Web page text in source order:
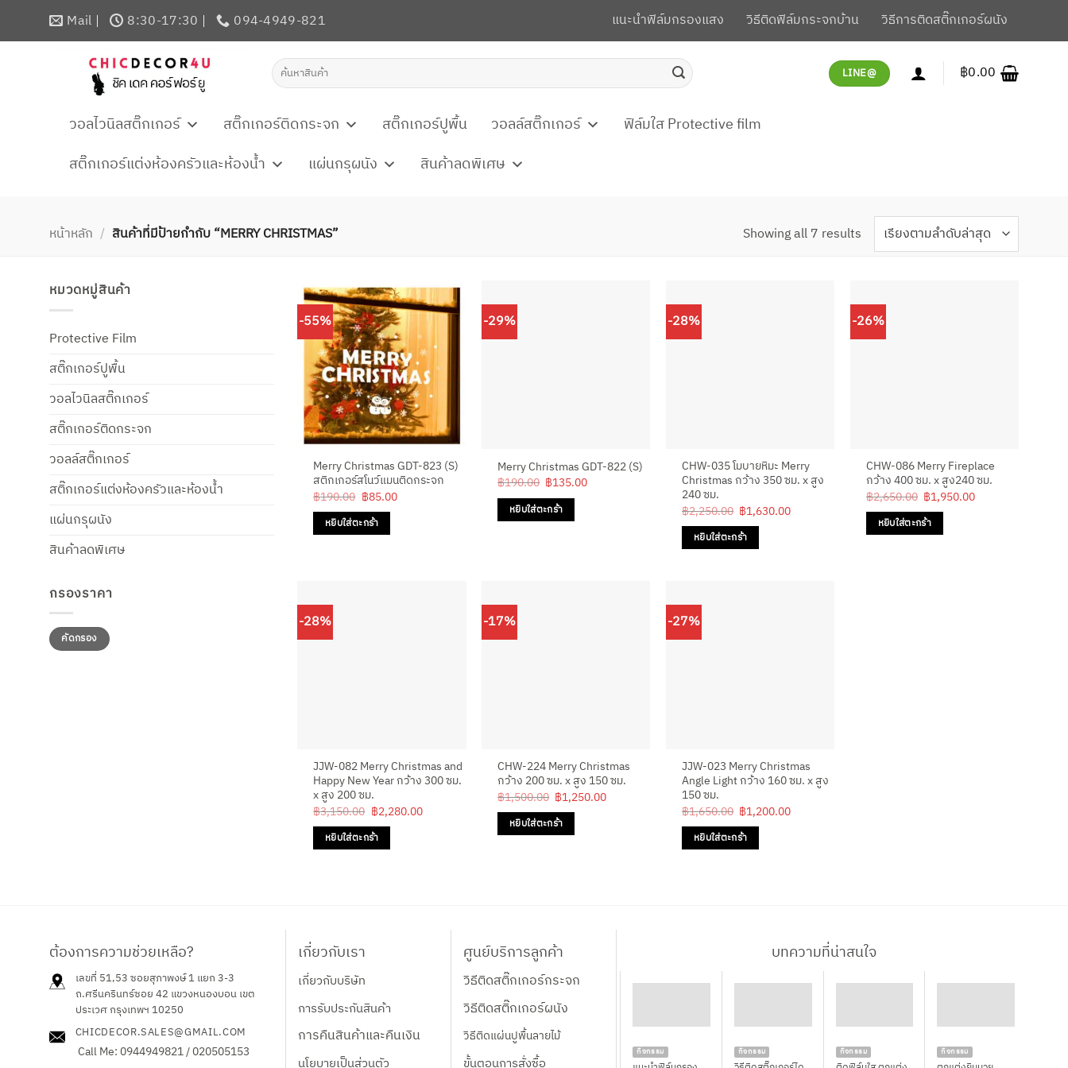
Mail 8:30-17:30 094-4949-821 แนะนำฟิล์มกรองแสง วิธีติดฟิล์มกระจกบ้าน วิธีการติดสติ๊กเกอร์ผนัง
ค้นหา: LINE@ ฿0.00
วอลไวนิลสติ๊กเกอร์ สติ๊กเกอร์ติดกระจก สติ๊กเกอร์ปูพื้น วอลล์สติ๊กเกอร์
ฟิล์มใส Protective film
สติ๊กเกอร์แต่งห้องครัวและห้องน้ำ
แผ่นกรุผนัง สินค้าลดพิเศษ
หน้าหลัก / สินค้าที่มีป้ายกำกับ “MERRY CHRISTMAS” Showing all 7 resultsSorted
หมวดหมู่สินค้า
Protective Film
สติ๊กเกอร์ปูพื้น
วอลไวนิลสติ๊กเกอร์
สติ๊กเกอร์ติดกระจก
วอลล์สติ๊กเกอร์
สติ๊กเกอร์แต่งห้องครัวและห้องน้ำ
แผ่นกรุผนัง
สินค้าลดพิเศษ
กรองราคา
ราคา
ต่ำ
สุด
ราคา
สูงสุดคัดกรอง
-55%
Merry Christmas GDT-823 (S)
สติกเกอร์สโนว์แมนติดกระจก
฿190.00 Original
price
was:
฿190.00.
฿85.00Current
หยิบใส่ตะกร้า
-29%
Merry Christmas GDT-822 (S)
฿190.00 Original
price
was:
฿190.00.
฿135.00Current
หยิบใส่ตะกร้า
-28%
CHW-035 โมบายหิมะ Merry
Christmas กว้าง 350 ซม. x สูง
240 ซม.
฿2,250.00 Original
price
was:
฿2,250.00.
฿1,630.00Current
หยิบใส่ตะกร้า
-26%
CHW-086 Merry Fireplace
กว้าง 400 ซม. x สูง240 ซม.
฿2,650.00 Original
price
was:
฿2,650.00.
฿1,950.00Current
หยิบใส่ตะกร้า
-28%
JJW-082 Merry Christmas and
Happy New Year กว้าง 300 ซม.
x สูง 200 ซม.
฿3,150.00 Original
price
was:
฿3,150.00.
฿2,280.00Current
หยิบใส่ตะกร้า
-17%
CHW-224 Merry Christmas
กว้าง 200 ซม. x สูง 150 ซม.
฿1,500.00 Original
price
was:
฿1,500.00.
฿1,250.00Current
หยิบใส่ตะกร้า
-27%
JJW-023 Merry Christmas
Angle Light กว้าง 160 ซม. x สูง
150 ซม.
฿1,650.00 Original
price
was:
฿1,650.00.
฿1,200.00Current
หยิบใส่ตะกร้า
ต้องการความช่วยเหลือ?
เลขที่ 51,53 ซอยสุภาพงษ์ 1 แยก 3-3
ถ.ศรีนครินทร์ซอย 42 แขวงหนองบอน เขต
ประเวศ กรุงเทพฯ 10250
CHICDECOR.SALES@GMAIL.COM
Call Me: 0944949821 / 020505153
เกี่ยวกับเรา
เกี่ยวกับบริษัท
การรับประกันสินค้า
การคืนสินค้าและคืนเงิน
นโยบายเป็นส่วนตัว
ศูนย์บริการลูกค้า
วิธีติดสติ๊กเกอร์กระจก
วิธีติดสติ๊กเกอร์ผนัง
วิธีติดแผ่นปูพื้นลายไม้
ขั้นตอนการสั่งซื้อ
บทความที่น่าสนใจ
กิจกรรม กิจกรรม กิจกรรม กิจกรรม